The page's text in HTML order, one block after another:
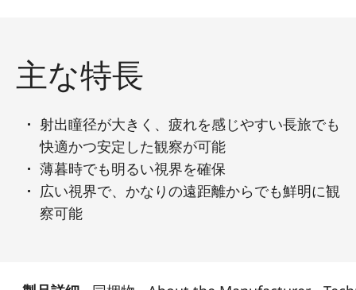
主な特長
射出瞳径が大きく、疲れを感じやすい長旅でも
快適かつ安定した観察が可能
薄暮時でも明るい視界を確保
広い視界で、かなりの遠距離からでも鮮明に観
察可能